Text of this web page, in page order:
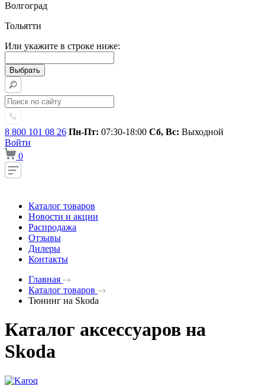
Волгоград
Тольятти
Или укажите в строке ниже:
8 800 101 08 26 Пн-Пт: 07:30-18:00 Сб, Вс: Выходной
Войти
0
Каталог товаров
Новости и акции
Распродажа
Отзывы
Дилеры
Контакты
Главная
Каталог товаров
Тюнинг на Skoda
Каталог аксессуаров на
Skoda